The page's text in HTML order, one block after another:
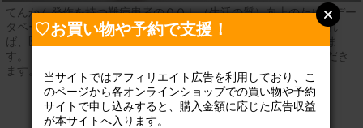
てんかん発作を持つ難病患者のＱＯＬ（生活の質）向上のためのデー
タベースを 運営しています。患者家族だけでなく、閲覧登録すれ
ば、医師、研究者、教員、 支援員などの福祉関係者も見て頂けま
す。 いただいたご寄付はデータベースの維持費に使わせていただき
ます。よろしくお 願いいたします。
登録なし 公式サイト
♡お買い物や予約で支援！
当サイトではアフィリエイト広告を利用しており、こ
のページから各オンラインショップでの買い物や予約
サイトで申し込みすると、購入金額に応じた広告収益
が本サイトへ入ります。